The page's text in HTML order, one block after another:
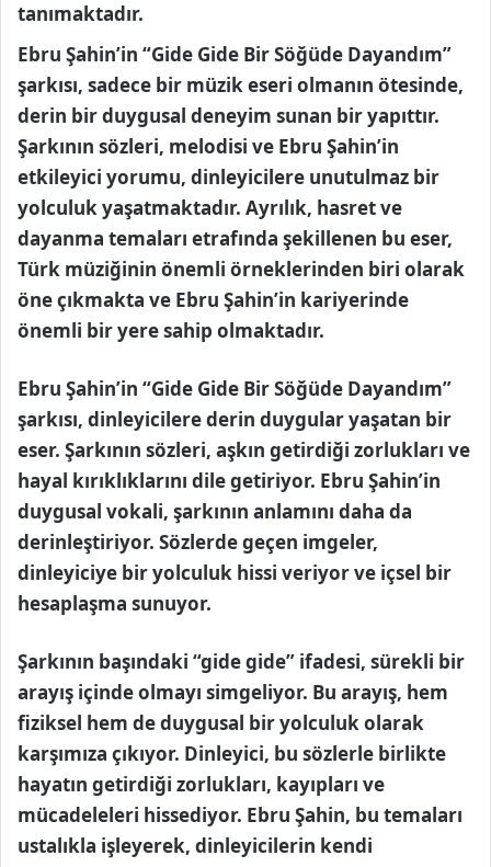
tanımaktadır.
Ebru Şahin’in “Gide Gide Bir Söğüde Dayandım”
şarkısı, sadece bir müzik eseri olmanın ötesinde,
derin bir duygusal deneyim sunan bir yapıttır.
Şarkının sözleri, melodisi ve Ebru Şahin’in
etkileyici yorumu, dinleyicilere unutulmaz bir
yolculuk yaşatmaktadır. Ayrılık, hasret ve
dayanma temaları etrafında şekillenen bu eser,
Türk müziğinin önemli örneklerinden biri olarak
öne çıkmakta ve Ebru Şahin’in kariyerinde
önemli bir yere sahip olmaktadır.
Ebru Şahin’in “Gide Gide Bir Söğüde Dayandım”
şarkısı, dinleyicilere derin duygular yaşatan bir
eser. Şarkının sözleri, aşkın getirdiği zorlukları ve
hayal kırıklıklarını dile getiriyor. Ebru Şahin’in
duygusal vokali, şarkının anlamını daha da
derinleştiriyor. Sözlerde geçen imgeler,
dinleyiciye bir yolculuk hissi veriyor ve içsel bir
hesaplaşma sunuyor.
Şarkının başındaki “gide gide” ifadesi, sürekli bir
arayış içinde olmayı simgeliyor. Bu arayış, hem
fiziksel hem de duygusal bir yolculuk olarak
karşımıza çıkıyor. Dinleyici, bu sözlerle birlikte
hayatın getirdiği zorlukları, kayıpları ve
mücadeleleri hissediyor. Ebru Şahin, bu temaları
ustalıkla işleyerek, dinleyicilerin kendi